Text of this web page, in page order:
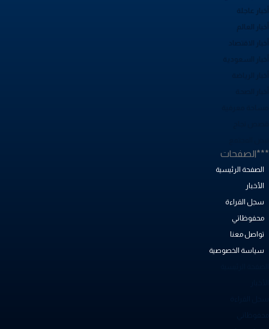
عاجلة
العالم
الاقتصاد
الصفحة الرئيسية
الأخبار
سجل القراءة
محفوظاتي
تواصل معنا
سياسة الخصوصية